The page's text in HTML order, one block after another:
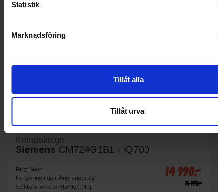
Statistik
Marknadsföring
Tillåt alla
Tillåt urval
Kompaktugn
Siemens CM724G1B1 - iQ700
Färg: Svart
Rengöring i ugn: Ångrengöring
Stektermometer (Ja/Nej): Nej
14 990:-
16 990:-